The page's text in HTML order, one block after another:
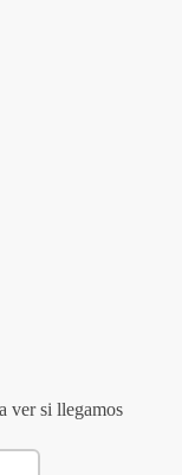
ver si llegamos